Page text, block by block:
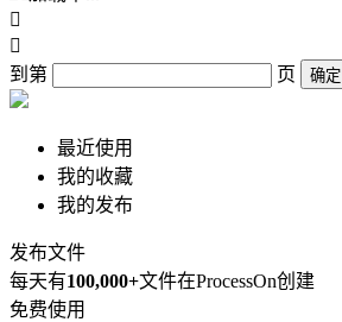


到第
页 确定
最近使用
我的收藏
我的发布
发布文件
每天有100,000+文件在ProcessOn创建
免费使用